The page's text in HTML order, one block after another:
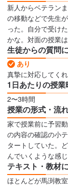
新人からベテラン
の移動などで先生
った。自分で受け
かな。対面の授業
生徒からの質問
あり
真摯に対応してく
1日あたりの授
2〜3時間
授業の形式・流
家で授業前に予習
の内容の確認の小
タートしていた。
んでいくような感じ
テキスト・教材
ほとんどが馬渕教